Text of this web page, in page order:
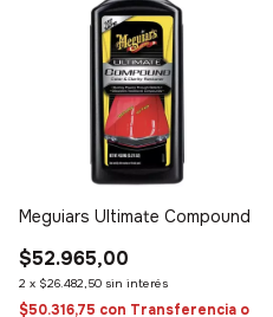
Meguiars Ultimate Compound
$52.965,00
2 x $26.482,50 sin interés
$50.316,75 con Transferencia o